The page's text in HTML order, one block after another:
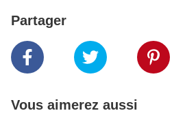
Partager
Vous aimerez aussi